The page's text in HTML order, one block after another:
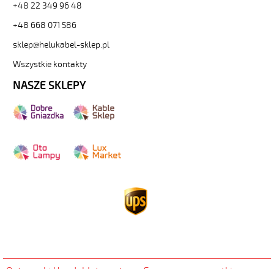
+48 22 349 96 48
+48 668 071 586
sklep@helukabel-sklep.pl
Wszystkie kontakty
NASZE SKLEPY